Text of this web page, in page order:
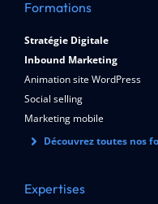
Formations
Stratégie Digitale
Inbound Marketing
Animation site WordPress
Social selling
Marketing mobile
Découvrez toutes nos
Expertises